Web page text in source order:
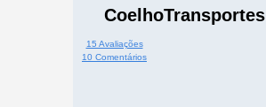
CoelhoTransportes
15 Avaliações
10 Comentários